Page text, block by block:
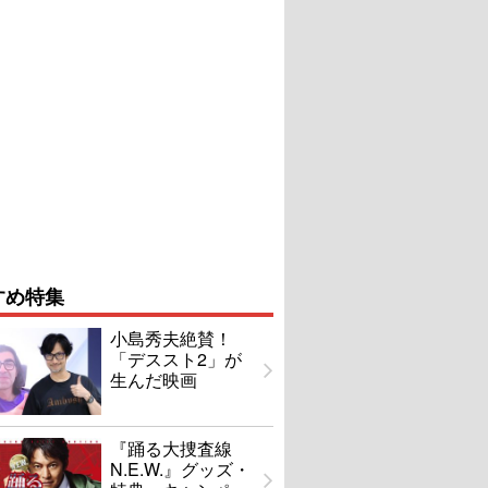
特集
小島秀夫絶賛！
「デススト2」が
生んだ映画
『踊る大捜査線
N.E.W.』グッズ・